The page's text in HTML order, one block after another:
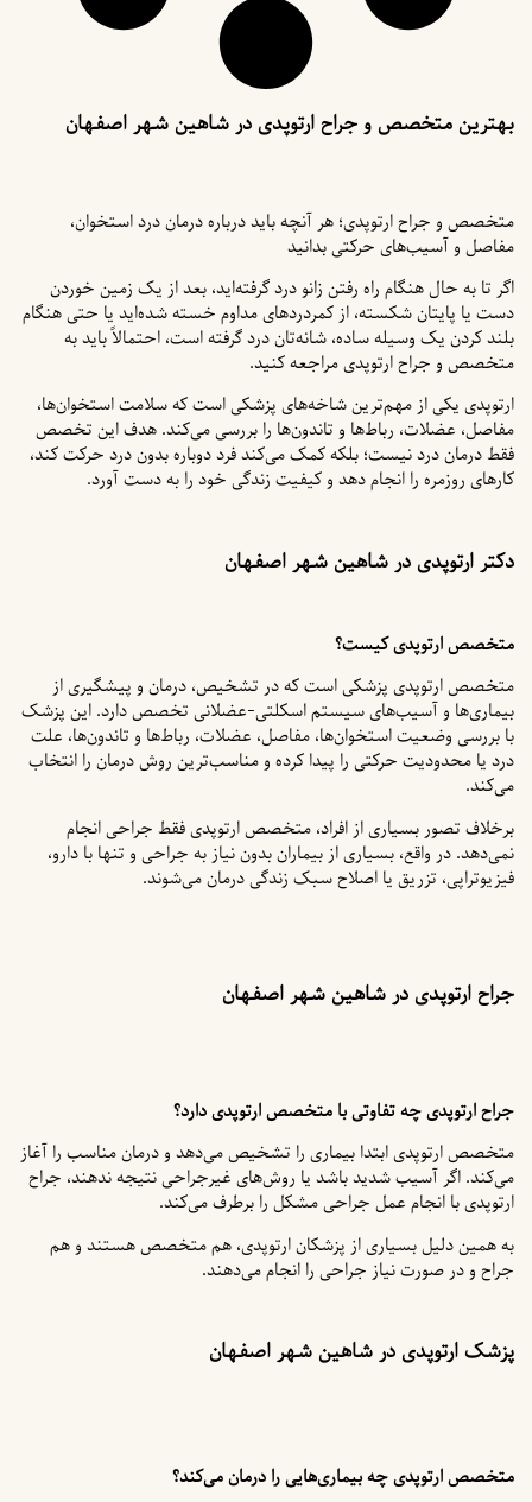
بهترین متخصص و جراح ارتوپدی در شاهین شهر اصفهان
متخصص و جراح ارتوپدی؛ هر آنچه باید درباره درمان درد استخوان،
مفاصل و آسیب‌های حرکتی بدانید
اگر تا به حال هنگام راه رفتن زانو درد گرفته‌اید، بعد از یک زمین خوردن
دست یا پایتان شکسته، از کمردردهای مداوم خسته شده‌اید یا حتی هنگام
بلند کردن یک وسیله ساده، شانه‌تان درد گرفته است، احتمالاً باید به
متخصص و جراح ارتوپدی مراجعه کنید.
ارتوپدی یکی از مهم‌ترین شاخه‌های پزشکی است که سلامت استخوان‌ها،
مفاصل، عضلات، رباط‌ها و تاندون‌ها را بررسی می‌کند. هدف این تخصص
فقط درمان درد نیست؛ بلکه کمک می‌کند فرد دوباره بدون درد حرکت کند،
کارهای روزمره را انجام دهد و کیفیت زندگی خود را به دست آورد.
دکتر ارتوپدی در شاهین شهر اصفهان
متخصص ارتوپدی کیست؟
متخصص ارتوپدی پزشکی است که در تشخیص، درمان و پیشگیری از
بیماری‌ها و آسیب‌های سیستم اسکلتی-عضلانی تخصص دارد. این پزشک
با بررسی وضعیت استخوان‌ها، مفاصل، عضلات، رباط‌ها و تاندون‌ها، علت
درد یا محدودیت حرکتی را پیدا کرده و مناسب‌ترین روش درمان را انتخاب
می‌کند.
برخلاف تصور بسیاری از افراد، متخصص ارتوپدی فقط جراحی انجام
نمی‌دهد. در واقع، بسیاری از بیماران بدون نیاز به جراحی و تنها با دارو،
فیزیوتراپی، تزریق یا اصلاح سبک زندگی درمان می‌شوند.
جراح ارتوپدی در شاهین شهر اصفهان
جراح ارتوپدی چه تفاوتی با متخصص ارتوپدی دارد؟
متخصص ارتوپدی ابتدا بیماری را تشخیص می‌دهد و درمان مناسب را آغاز
می‌کند. اگر آسیب شدید باشد یا روش‌های غیرجراحی نتیجه ندهند، جراح
ارتوپدی با انجام عمل جراحی مشکل را برطرف می‌کند.
به همین دلیل بسیاری از پزشکان ارتوپدی، هم متخصص هستند و هم
جراح و در صورت نیاز جراحی را انجام می‌دهند.
پزشک ارتوپدی در شاهین شهر اصفهان
متخصص ارتوپدی چه بیماری‌هایی را درمان می‌کند؟